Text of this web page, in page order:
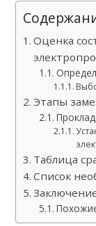
Оценка
Этапы
Таблица
Список